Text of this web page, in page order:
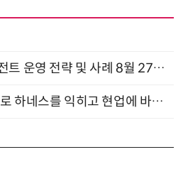
성과를 만드는 AI 에이전트 운영 전략 및 사례 8월 27일 개최
단 하루, 이론과 실습으로 하네스를 익히고 현업에 바로 쓰는 핸즈온 워크숍 (8/20)